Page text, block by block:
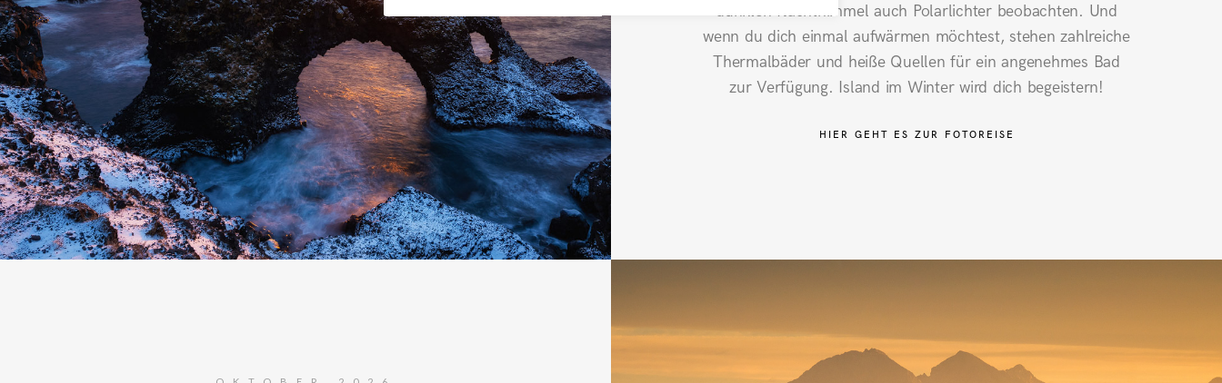
dunklen Nachthimmel auch Polarlichter beobachten. Und
wenn du dich einmal aufwärmen möchtest, stehen zahlreiche
Thermalbäder und heiße Quellen für ein angenehmes Bad
zur Verfügung. Island im Winter wird dich begeistern!
HIER GEHT ES ZUR FOTOREISE